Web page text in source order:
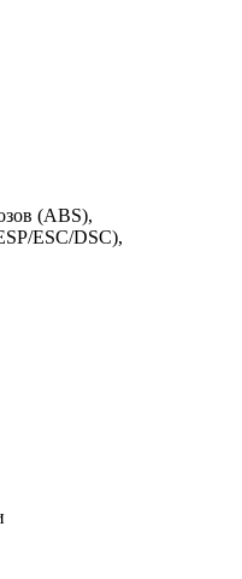
(ABS),
ESC/DSC),